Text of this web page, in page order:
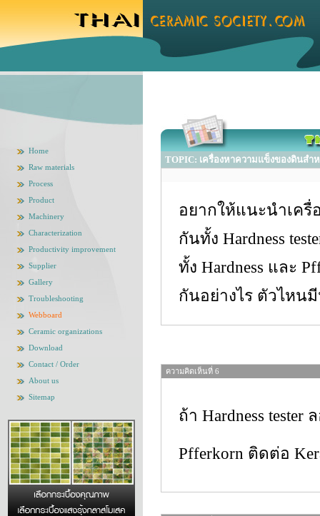
Home
Raw materials
Process
Product
Machinery
Characterization
Productivity improvement
Supplier
Gallery
Troubleshooting
Webboard
Ceramic organizations
Download
Contact / Order
About us
Sitemap
TOPIC: เครื่องหาความแข็งของดินสำ
อยากให้แนะนำเค
กันทั้ง Hardness
ทั้ง Hardness และ
กันอย่างไร ตัวไหน
ความคิดเห็นที่ 6
ถ้า Hardness
Pfferkorn ติดต่อ